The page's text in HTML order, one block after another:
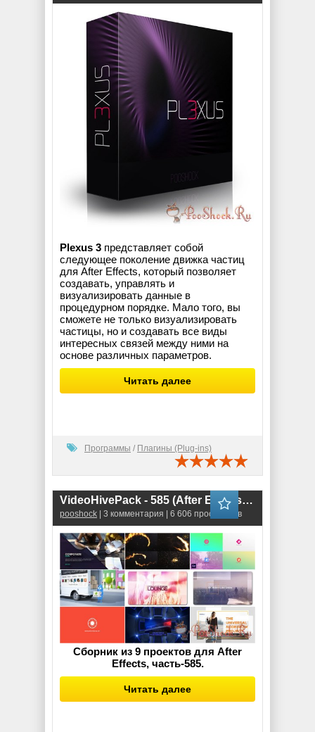
Plexus 3 представляет собой
следующее поколение движка частиц
для After Effects, который позволяет
создавать, управлять и
визуализировать данные в
процедурном порядке. Мало того, вы
сможете не только визуализировать
частицы, но и создавать все виды
интересных связей между ними на
основе различных параметров.
Читать далее
Программы / Плагины (Plug-ins)
VideoHivePack - 585 (After Effects Projects Pack)
pooshock | 3 комментария | 6 606 просмотров
Сборник из 9 проектов для After
Effects, часть-585.
Читать далее